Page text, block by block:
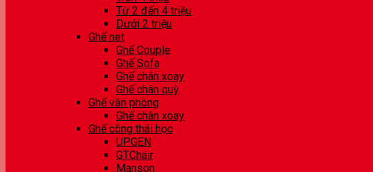
Từ 2 đến 4 triệu
Dưới 2 triệu
Ghế net
Ghế Couple
Ghế Sofa
Ghế chân xoay
Ghế chân quỳ
Ghế văn phòng
Ghế chân xoay
Ghế công thái học
UPGEN
GTChair
Manson